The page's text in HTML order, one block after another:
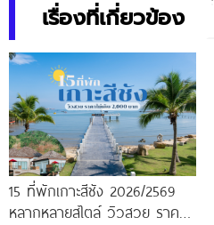
เรื่องที่เกี่ยวข้อง
15 ที่พักเกาะสีชัง 2026/2569
หลากหลายสไตล์ วิวสวย ราคา